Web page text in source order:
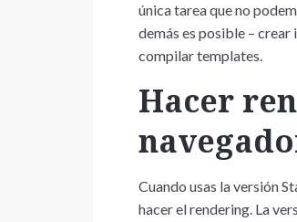
única tarea que no
demás es posible –
compilar templates.
Hacer
Cuando usas la versión
hacer el rendering. La